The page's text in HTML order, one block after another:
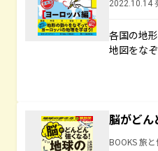
2022.10.14
各国の地
地図をな
脳がどん
BOOKS 旅